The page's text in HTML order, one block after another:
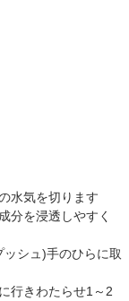
水気を切ります
分を浸透しやすく
シュ)手のひらに取
行きわたらせ1～2